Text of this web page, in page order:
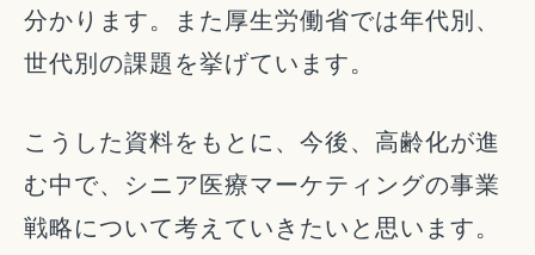
分かります。また厚生労働省では年代別、
世代別の課題を挙げています。
こうした資料をもとに、今後、高齢化が進
む中で、シニア医療マーケティングの事業
戦略について考えていきたいと思います。